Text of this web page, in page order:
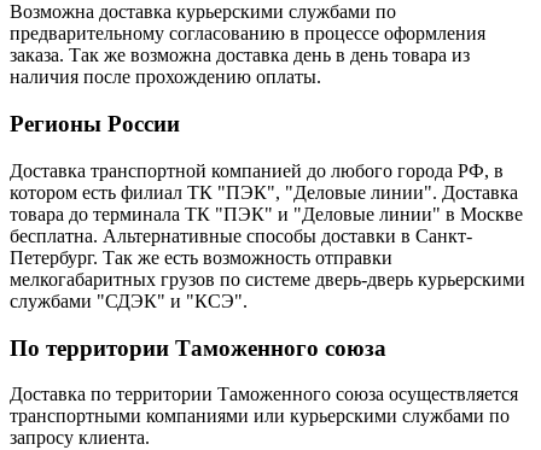
Возможна доставка курьерскими службами по
предварительному согласованию в процессе оформления
заказа. Так же возможна доставка день в день товара из
наличия после прохождению оплаты.
Регионы России
Доставка транспортной компанией до любого города РФ, в
котором есть филиал ТК "ПЭК", "Деловые линии". Доставка
товара до терминала ТК "ПЭК" и "Деловые линии" в Москве
бесплатна. Альтернативные способы доставки в Санкт-
Петербург. Так же есть возможность отправки
мелкогабаритных грузов по системе дверь-дверь курьерскими
службами "СДЭК" и "КСЭ".
По территории Таможенного союза
Доставка по территории Таможенного союза осуществляется
транспортными компаниями или курьерскими службами по
запросу клиента.